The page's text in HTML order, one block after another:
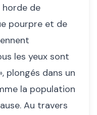
horde de
pourpre et de
les yeux sont
plongés dans un
la population
Au travers